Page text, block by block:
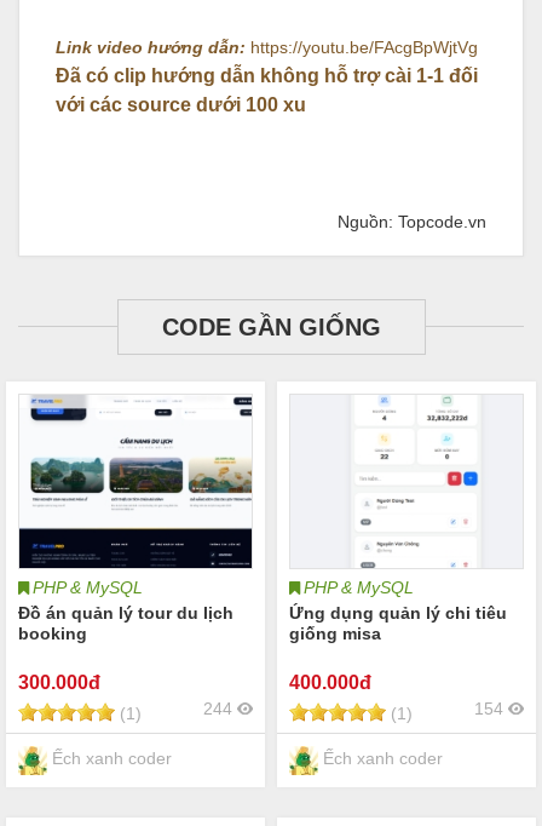
Link video hướng dẫn: https://youtu.be/FAcgBpWjtVg
Đã có clip hướng dẫn không hỗ trợ cài 1-1 đối
với các source dưới 100 xu
Nguồn: Topcode.vn
CODE GẦN GIỐNG
PHP & MySQL
Đồ án quản lý tour du lịch
booking
300.000đ
(1) 244
Ếch xanh coder
PHP & MySQL
Ứng dụng quản lý chi tiêu
giống misa
400.000đ
(1) 154
Ếch xanh coder